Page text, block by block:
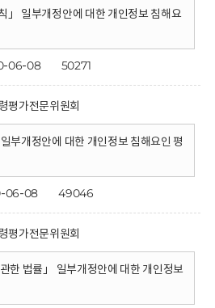
」 일부개정안에 대한 개인정보 침해요
06-08 50271
평가전문위원회
부개정안에 대한 개인정보 침해요인 평
06-08 49046
평가전문위원회
한 법률」 일부개정안에 대한 개인정보